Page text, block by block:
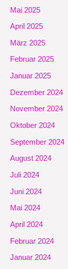
Mai 2025
April 2025
März 2025
Februar 2025
Januar 2025
Dezember 2024
November 2024
Oktober 2024
September 2024
August 2024
Juli 2024
Juni 2024
Mai 2024
April 2024
Februar 2024
Januar 2024